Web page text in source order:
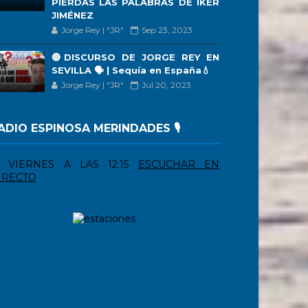
PIERDAS LAS PALABRAS DE IKER
JIMÉNEZ
Jorge Rey | "JR" Sep 23, 2023
🔴DISCURSO DE JORGE REY EN
SEVILLA 🗣 | Sequía en España💧
Jorge Rey | "JR" Jul 20, 2023
ESPINOSA MERINDADES 🎙️
A LAS 12:15
ESCUCHAR EN